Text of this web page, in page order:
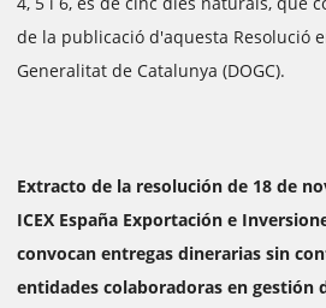
de la publicació d'aquesta Resolució
Generalitat de Catalunya (DOGC).
Extracto de la resolución de 18 de
ICEX España Exportación e
convocan entregas dinerarias sin
entidades colaboradoras en gestión